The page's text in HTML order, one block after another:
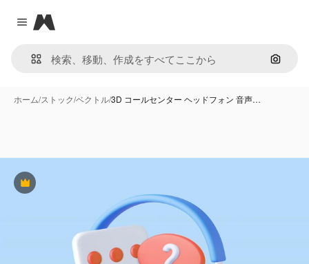
Close menu
Magnific
画像で
ホーム/ストック/ベクトル/3D コールセンター ヘッドフォン 音声…
Premium